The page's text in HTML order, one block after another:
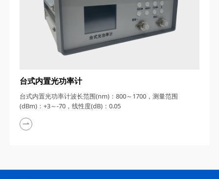
台式内置光功率计
台式内置光功率计波长范围(nm)：800～1700，测量范围
(dBm)：+3～-70，线性度(dB)：0.05